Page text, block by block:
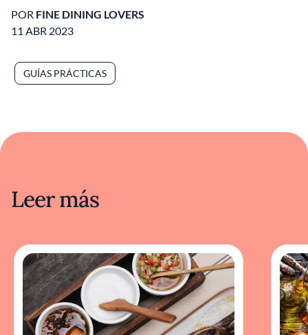
POR FINE DINING LOVERS
11 ABR 2023
GUÍAS PRÁCTICAS
Leer más